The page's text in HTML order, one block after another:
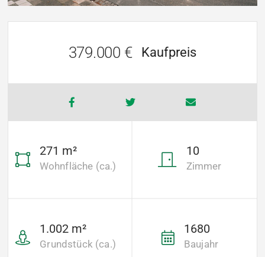
379.000 € Kaufpreis
271 m²
Wohnfläche (ca.)
10
Zimmer
1.002 m²
Grundstück (ca.)
1680
Baujahr